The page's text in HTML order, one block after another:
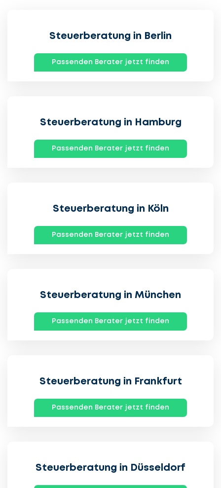
Steuerberatung in Berlin
Passenden Berater jetzt finden
Steuerberatung in Hamburg
Passenden Berater jetzt finden
Steuerberatung in Köln
Passenden Berater jetzt finden
Steuerberatung in München
Passenden Berater jetzt finden
Steuerberatung in Frankfurt
Passenden Berater jetzt finden
Steuerberatung in Düsseldorf